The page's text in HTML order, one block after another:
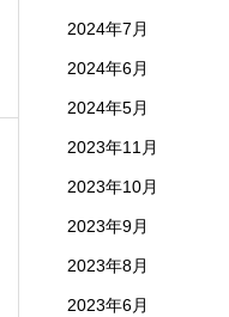
2024年7月
2024年6月
2024年5月
2023年11月
2023年10月
2023年9月
2023年8月
2023年6月